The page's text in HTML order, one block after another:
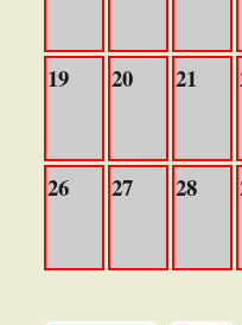
19 20 21
26 27 28